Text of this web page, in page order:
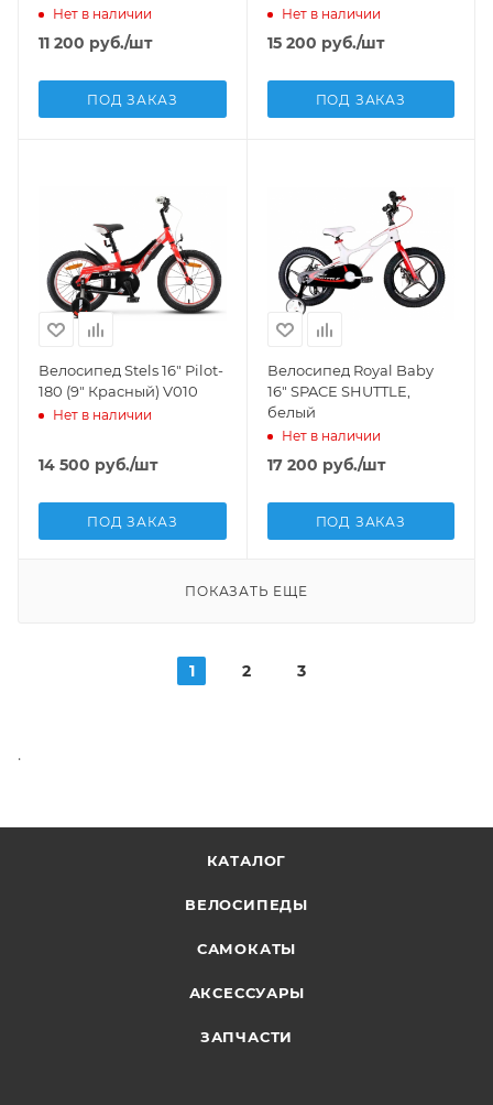
Нет в наличии
11 200 руб./шт
ПОД ЗАКАЗ
Нет в наличии
15 200 руб./шт
ПОД ЗАКАЗ
Велосипед Stels 16" Pilot-
180 (9" Красный) V010
Нет в наличии
14 500 руб./шт
ПОД ЗАКАЗ
Велосипед Royal Baby
16" SPACE SHUTTLE,
белый
Нет в наличии
17 200 руб./шт
ПОД ЗАКАЗ
ПОКАЗАТЬ ЕЩЕ
1 2 3
.
КАТАЛОГ
ВЕЛОСИПЕДЫ
САМОКАТЫ
АКСЕССУАРЫ
ЗАПЧАСТИ